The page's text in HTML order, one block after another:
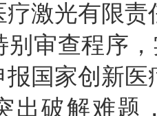
激光有限
别审查程序
报国家创新医
破解难题，